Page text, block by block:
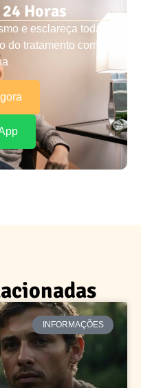
Horas
e esclareça todas
do tratamento com
INFORMAÇÕES